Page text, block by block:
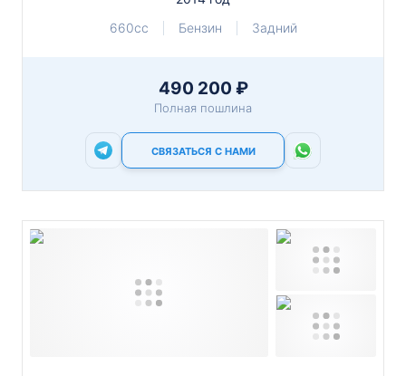
660cc
Бензин Задний
490 200 ₽
Полная пошлина
СВЯЗАТЬСЯ С НАМИ